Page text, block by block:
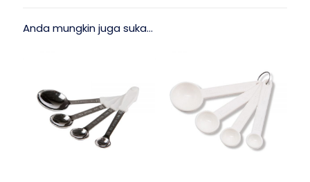
Anda mungkin juga suka…